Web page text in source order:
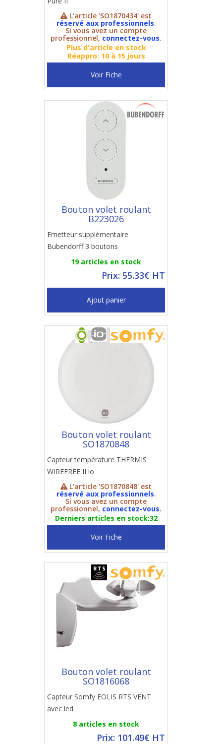
L'article 'SO1870434' est
réservé aux professionnels.
Si vous avez un compte
professionnel, connectez-vous.
Plus d'article en stock
Réappro: 10 à 15 jours
Voir Fiche
Bouton volet roulant
B223026
Emetteur supplémentaire
Bubendorff 3 boutons
19 articles en stock
Prix: 55.33€ HT
Ajout panier
Bouton volet roulant
SO1870848
Capteur température THERMIS
WIREFREE II io
L'article 'SO1870848' est
réservé aux professionnels.
Si vous avez un compte
professionnel, connectez-vous.
Derniers articles en stock:32
Voir Fiche
Bouton volet roulant
SO1816068
Capteur Somfy EOLIS RTS VENT
avec led
8 articles en stock
Prix: 101.49€ HT